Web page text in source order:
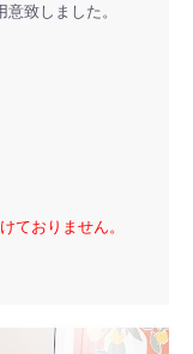
致しました。
ておりません。